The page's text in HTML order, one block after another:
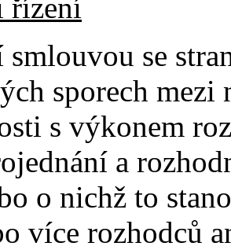
řízení
smlouvou se
sporech
s výkonem
a
o nichž to
více rozhodců